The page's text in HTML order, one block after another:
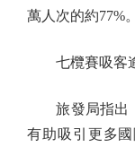
萬人次的約77%。
七欖賽吸客
旅發局指出，
有助吸引更多